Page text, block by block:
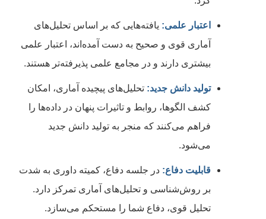
اعتبار علمی: یافته‌هایی که بر اساس تحلیل‌های
آماری قوی و صحیح به دست آمده‌اند، اعتبار علمی
بیشتری دارند و در مجامع علمی پذیرفته‌تر هستند.
تولید دانش جدید: تحلیل‌های پیچیده آماری، امکان
کشف الگوها، روابط و تاثیرات پنهان در داده‌ها را
فراهم می‌کنند که منجر به تولید دانش جدید
می‌شود.
قابلیت دفاع: در جلسه دفاع، کمیته داوری به شدت
بر روش‌شناسی و تحلیل‌های آماری تمرکز دارد.
تحلیل قوی، دفاع شما را مستحکم می‌سازد.